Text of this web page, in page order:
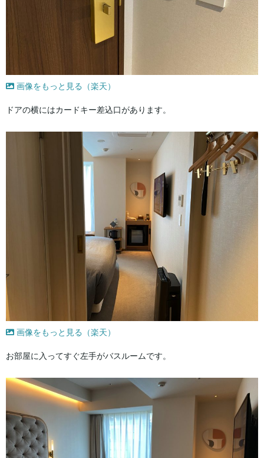
画像をもっと見る（楽天）
ドアの横にはカードキー差込口があります。
画像をもっと見る（楽天）
お部屋に入ってすぐ左手がバスルームです。